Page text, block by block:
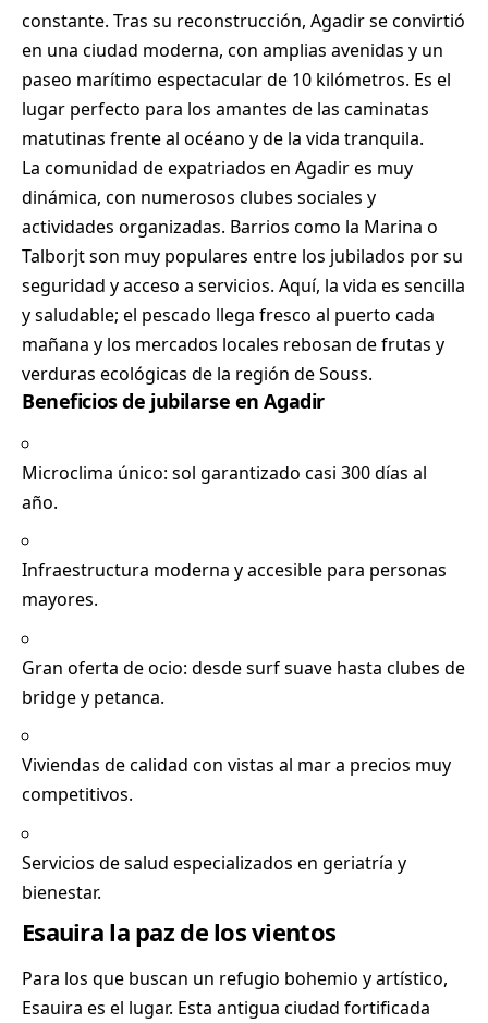
constante. Tras su reconstrucción, Agadir se convirtió
en una ciudad moderna, con amplias avenidas y un
paseo marítimo espectacular de 10 kilómetros. Es el
lugar perfecto para los amantes de las caminatas
matutinas frente al océano y de la vida tranquila.
La comunidad de expatriados en Agadir es muy
dinámica, con numerosos clubes sociales y
actividades organizadas. Barrios como la Marina o
Talborjt son muy populares entre los jubilados por su
seguridad y acceso a servicios. Aquí, la vida es sencilla
y saludable; el pescado llega fresco al puerto cada
mañana y los mercados locales rebosan de frutas y
verduras ecológicas de la región de Souss.
Beneficios de jubilarse en Agadir
Microclima único: sol garantizado casi 300 días al
año.
Infraestructura moderna y accesible para personas
mayores.
Gran oferta de ocio: desde surf suave hasta clubes de
bridge y petanca.
Viviendas de calidad con vistas al mar a precios muy
competitivos.
Servicios de salud especializados en geriatría y
bienestar.
Esauira la paz de los vientos
Para los que buscan un refugio bohemio y artístico,
Esauira es el lugar. Esta antigua ciudad fortificada